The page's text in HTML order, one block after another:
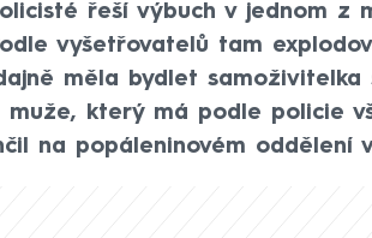
řeší výbuch v jednom z
vyšetřovatelů tam
měla bydlet samoživitelka
muže, který má podle policie
na popáleninovém oddělení